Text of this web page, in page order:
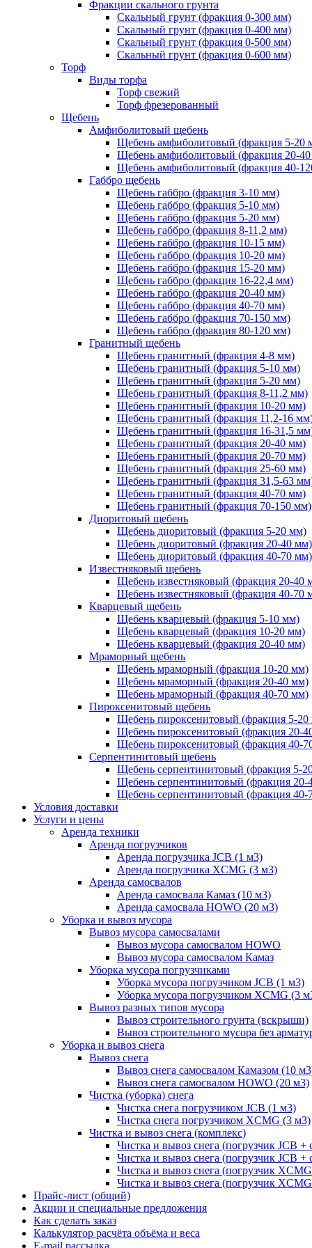
Фракции скального грунта
Скальный грунт (фракция 0-300 мм)
Скальный грунт (фракция 0-400 мм)
Скальный грунт (фракция 0-500 мм)
Скальный грунт (фракция 0-600 мм)
Торф
Виды торфа
Торф свежий
Торф фрезерованный
Щебень
Амфиболитовый щебень
Щебень амфиболитовый (фракция 5-20
Щебень амфиболитовый (фракция 20-
Щебень амфиболитовый (фракция 40-
Габбро щебень
Щебень габбро (фракция 3-10 мм)
Щебень габбро (фракция 5-10 мм)
Щебень габбро (фракция 5-20 мм)
Щебень габбро (фракция 8-11,2 мм)
Щебень габбро (фракция 10-15 мм)
Щебень габбро (фракция 10-20 мм)
Щебень габбро (фракция 15-20 мм)
Щебень габбро (фракция 16-22,4 мм)
Щебень габбро (фракция 20-40 мм)
Щебень габбро (фракция 40-70 мм)
Щебень габбро (фракция 70-150 мм)
Щебень габбро (фракция 80-120 мм)
Гранитный щебень
Щебень гранитный (фракция 4-8 мм)
Щебень гранитный (фракция 5-10 мм)
Щебень гранитный (фракция 5-20 мм)
Щебень гранитный (фракция 8-11,2 мм)
Щебень гранитный (фракция 10-20 мм)
Щебень гранитный (фракция 11,2-16
Щебень гранитный (фракция 16-31,5
Щебень гранитный (фракция 20-40 мм)
Щебень гранитный (фракция 20-70 мм)
Щебень гранитный (фракция 25-60 мм)
Щебень гранитный (фракция 31,5-63
Щебень гранитный (фракция 40-70 мм)
Щебень гранитный (фракция 70-150 мм)
Диоритовый щебень
Щебень диоритовый (фракция 5-20 мм)
Щебень диоритовый (фракция 20-40 мм)
Щебень диоритовый (фракция 40-70 мм)
Известняковый щебень
Щебень известняковый (фракция 20-40
Щебень известняковый (фракция 40-70
Кварцевый щебень
Щебень кварцевый (фракция 5-10 мм)
Щебень кварцевый (фракция 10-20 мм)
Щебень кварцевый (фракция 20-40 мм)
Мраморный щебень
Щебень мраморный (фракция 10-20 мм)
Щебень мраморный (фракция 20-40 мм)
Щебень мраморный (фракция 40-70 мм)
Пироксенитовый щебень
Щебень пироксенитовый (фракция 5-
Щебень пироксенитовый (фракция 20-
Щебень пироксенитовый (фракция 40-
Серпентинитовый щебень
Щебень серпентинитовый (фракция 5-
Щебень серпентинитовый (фракция 20-
Щебень серпентинитовый (фракция 40-
Условия доставки
Услуги и цены
Аренда техники
Аренда погрузчиков
Аренда погрузчика JCB (1 м3)
Аренда погрузчика XCMG (3 м3)
Аренда самосвалов
Аренда самосвала Камаз (10 м3)
Аренда самосвала HOWO (20 м3)
Уборка и вывоз мусора
Вывоз мусора самосвалами
Вывоз мусора самосвалом HOWO
Вывоз мусора самосвалом Камаз
Уборка мусора погрузчиками
Уборка мусора погрузчиком JCB (1 м3)
Уборка мусора погрузчиком XCMG (3
Вывоз разных типов мусора
Вывоз строительного грунта (вскрыши)
Вывоз строительного мусора без
Уборка и вывоз снега
Вывоз снега
Вывоз снега самосвалом Камазом (10
Вывоз снега самосвалом HOWO (20 м3)
Чистка (уборка) снега
Чистка снега погрузчиком JCB (1 м3)
Чистка снега погрузчиком XCMG (3 м3)
Чистка и вывоз снега (комплекс)
Чистка и вывоз снега (погрузчик JCB +
Чистка и вывоз снега (погрузчик JCB +
Чистка и вывоз снега (погрузчик
Чистка и вывоз снега (погрузчик
Прайс-лист (общий)
Акции и специальные предложения
Как сделать заказ
Калькулятор расчёта объёма и веса
E-mail рассылка